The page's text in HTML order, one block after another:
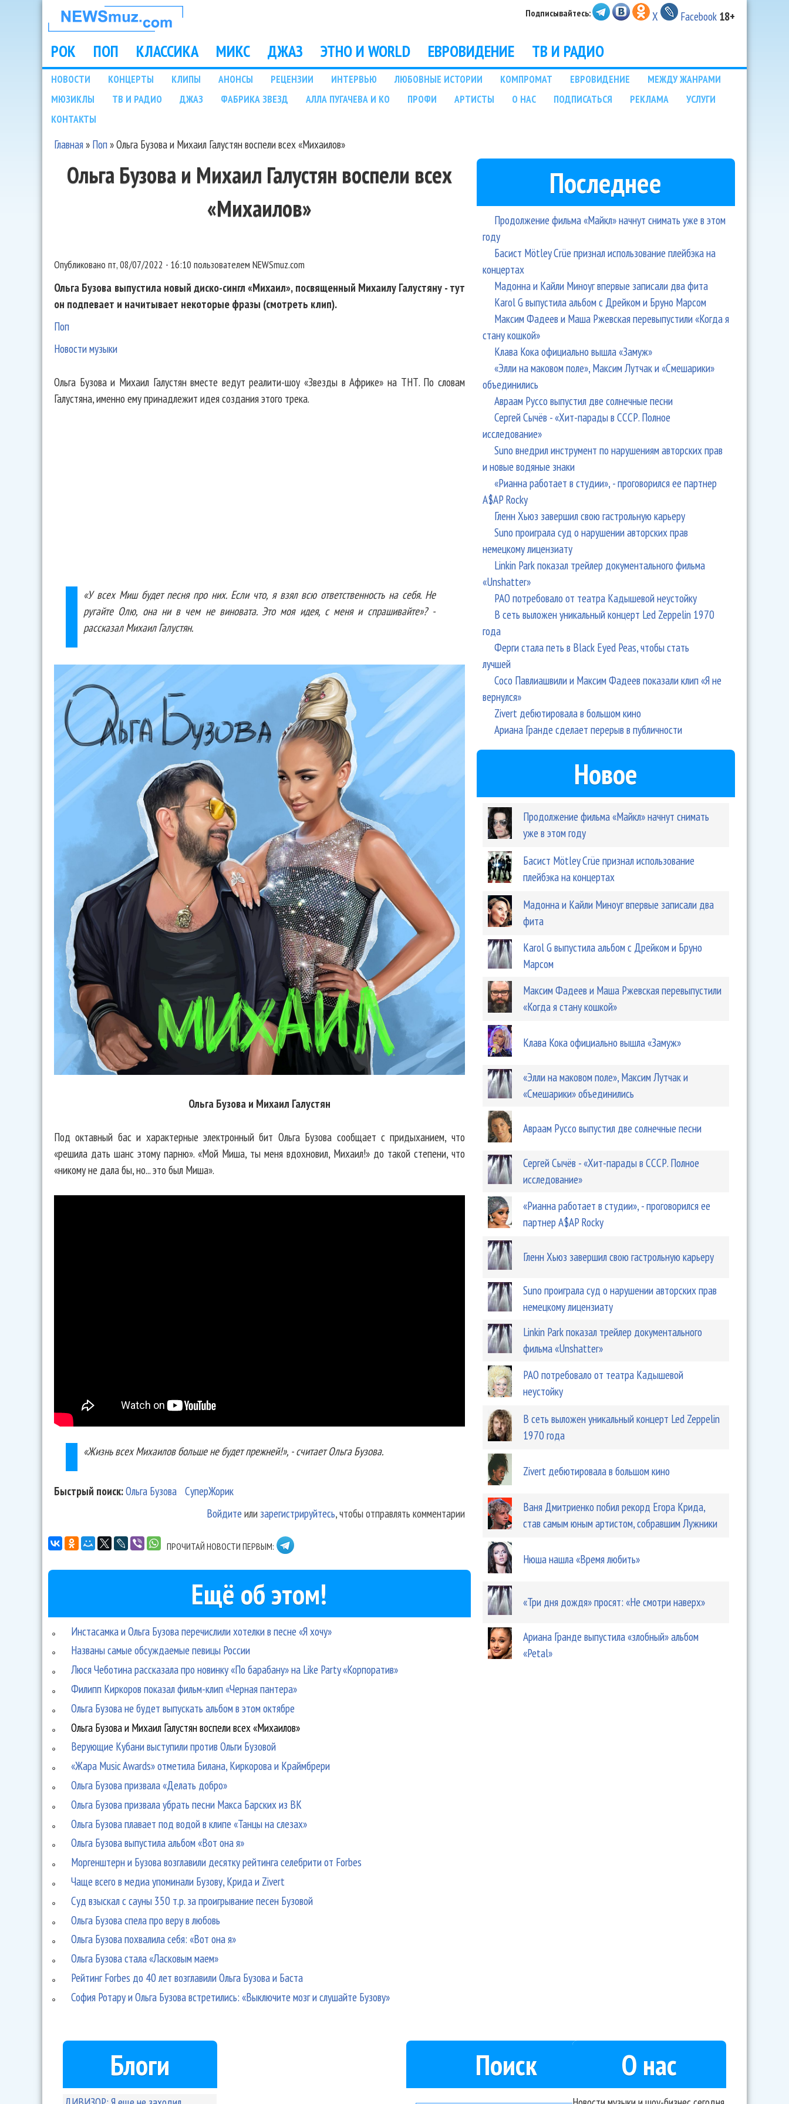
НОВОСТИ
МУЗЫКИ И
ШОУ БИЗНЕСА
NEWSMUZ.COM
Подписывайтесь: X Facebook 18+
Main menu
РОК ПОП КЛАССИКА МИКС ДЖАЗ ЭТНО И WORLD ЕВРОВИДЕНИЕ ТВ И РАДИО
Подразделы
НОВОСТИ КОНЦЕРТЫ КЛИПЫ АНОНСЫ РЕЦЕНЗИИ ИНТЕРВЬЮ ЛЮБОВНЫЕ ИСТОРИИ КОМПРОМАТ ЕВРОВИДЕНИЕ
МЕЖДУ ЖАНРАМИ
МЮЗИКЛЫ
ТВ И РАДИО ДЖАЗ ФАБРИКА ЗВЕЗД АЛЛА ПУГАЧЕВА И КО ПРОФИ АРТИСТЫ О НАС ПОДПИСАТЬСЯ РЕКЛАМА
УСЛУГИ
КОНТАКТЫ
Главная» Поп»Ольга Бузова и Михаил Галустян воспели всех «Михаилов»
Ольга Бузова и Михаил Галустян воспели всех
«Михаилов»
Опубликовано пт, 08/07/2022 - 16:10 пользователем NEWSmuz.com
Ольга Бузова выпустила новый диско-сингл «Михаил», посвященный Михаилу Галустяну - тут
он подпевает и начитывает некоторые фразы (смотреть клип).
Поп
Новости музыки
Ольга Бузова и Михаил Галустян вместе ведут реалити-шоу «Звезды в Африке» на ТНТ. По словам
Галустяна, именно ему принадлежит идея создания этого трека.
«У всех Миш будет песня про них. Если что, я взял всю ответственность на себя. Не
ругайте Олю, она ни в чем не виновата. Это моя идея, с меня и спрашивайте»? -
рассказал Михаил Галустян.
Ольга Бузова и Михаил Галустян
Под октавный бас и характерные электронный бит Ольга Бузова сообщает с придыханием, что
«решила дать шанс этому парню». «Мой Миша, ты меня вдохновил, Михаил!» до такой степени, что
«никому не дала бы, но... это был Миша».
«Жизнь всех Михаилов больше не будет прежней!», - считает Ольга Бузова.
Быстрый поиск:Ольга Бузова СуперЖорик
Войдите или зарегистрируйтесь, чтобы отправлять комментарии
ПРОЧИТАЙ НОВОСТИ ПЕРВЫМ:
Ещё об этом!
Инстасамка и Ольга Бузова перечислили хотелки в песне «Я хочу»
Названы самые обсуждаемые певицы России
Люся Чеботина рассказала про новинку «По барабану» на Like Party «Корпоратив»
Филипп Киркоров показал фильм-клип «Черная пантера»
Ольга Бузова не будет выпускать альбом в этом октябре
Ольга Бузова и Михаил Галустян воспели всех «Михаилов»
Верующие Кубани выступили против Ольги Бузовой
«Жара Music Awards» отметила Билана, Киркорова и Краймбрери
Ольга Бузова призвала «Делать добро»
Ольга Бузова призвала убрать песни Макса Барских из ВК
Ольга Бузова плавает под водой в клипе «Танцы на слезах»
Ольга Бузова выпустила альбом «Вот она я»
Моргенштерн и Бузова возглавили десятку рейтинга селебрити от Forbes
Чаще всего в медиа упоминали Бузову, Крида и Zivert
Суд взыскал с сауны 350 т.р. за проигрывание песен Бузовой
Ольга Бузова спела про веру в любовь
Ольга Бузова похвалила себя: «Вот она я»
Ольга Бузова стала «Ласковым маем»
Рейтинг Forbes до 40 лет возглавили Ольга Бузова и Баста
София Ротару и Ольга Бузова встретились: «Выключите мозг и слушайте Бузову»
Последнее
Продолжение фильма «Майкл» начнут снимать уже в этом
году
Басист Mötley Crüe признал использование плейбэка на
концертах
Мадонна и Кайли Миноуг впервые записали два фита
Karol G выпустила альбом с Дрейком и Бруно Марсом
Максим Фадеев и Маша Ржевская перевыпустили «Когда я
стану кошкой»
Клава Кока официально вышла «Замуж»
«Элли на маковом поле», Максим Лутчак и «Смешарики»
объединились
Авраам Руссо выпустил две солнечные песни
Сергей Сычёв - «Хит-парады в СССР. Полное
исследование»
Suno внедрил инструмент по нарушениям авторских прав
и новые водяные знаки
«Рианна работает в студии», - проговорился ее партнер
A$AP Rocky
Гленн Хьюз завершил свою гастрольную карьеру
Suno проиграла суд о нарушении авторских прав
немецкому лицензиату
Linkin Park показал трейлер документального фильма
«Unshatter»
РАО потребовало от театра Кадышевой неустойку
В сеть выложен уникальный концерт Led Zeppelin 1970
года
Ферги стала петь в Black Eyed Peas, чтобы стать
лучшей
Сосо Павлиашвили и Максим Фадеев показали клип «Я не
вернулся»
Zivert дебютировала в большом кино
Ариана Гранде сделает перерыв в публичности
Новое
Продолжение фильма «Майкл» начнут снимать
уже в этом году
Басист Mötley Crüe признал использование
плейбэка на концертах
Мадонна и Кайли Миноуг впервые записали два
фита
Karol G выпустила альбом с Дрейком и Бруно
Марсом
Максим Фадеев и Маша Ржевская перевыпустили
«Когда я стану кошкой»
Клава Кока официально вышла «Замуж»
«Элли на маковом поле», Максим Лутчак и
«Смешарики» объединились
Авраам Руссо выпустил две солнечные песни
Сергей Сычёв - «Хит-парады в СССР. Полное
исследование»
«Рианна работает в студии», - проговорился ее
партнер A$AP Rocky
Гленн Хьюз завершил свою гастрольную карьеру
Suno проиграла суд о нарушении авторских прав
немецкому лицензиату
Linkin Park показал трейлер документального
фильма «Unshatter»
РАО потребовало от театра Кадышевой
неустойку
В сеть выложен уникальный концерт Led Zeppelin
1970 года
Zivert дебютировала в большом кино
Ваня Дмитриенко побил рекорд Егора Крида,
став самым юным артистом, собравшим Лужники
Нюша нашла «Время любить»
«Три дня дождя» просят: «Не смотри наверх»
Ариана Гранде выпустила «злобный» альбом
«Petal»
Блоги Поиск О нас